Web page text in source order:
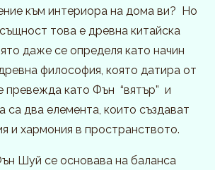
към интериора на дома ви? Но
това е древна китайска
даже се определя като начин
философия, която датира от
превежда като Фън “вятър” и
са два елемента, които създават
и хармония в пространството.
Шуй се основава на баланса